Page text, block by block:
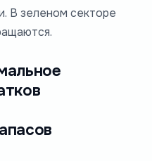
В зеленом секторе